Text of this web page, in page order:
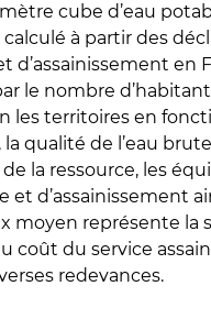
cube d’eau
à partir des
d’assainissement en
le nombre
les territoires en
qualité de l’eau
la ressource, les
et d’assainissement
moyen représente la
coût du service
redevances.